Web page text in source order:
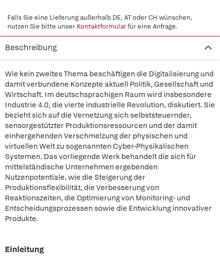
Falls Sie eine Lieferung außerhalb DE, AT oder CH wünschen,
nutzen Sie bitte unser Kontaktformularfür eine Anfrage.
Beschreibung
Wie kein zweites Thema beschäftigen die Digitalisierung und
damit verbundene Konzepte aktuell Politik, Gesellschaft und
Wirtschaft. Im deutschsprachigen Raum wird insbesondere
Industrie 4.0, die vierte industrielle Revolution, diskutiert. Sie
bezieht sich auf die Vernetzung sich selbststeuernder,
sensorgestützter Produktionsressourcen und der damit
einhergehenden Verschmelzung der physischen und
virtuellen Welt zu sogenannten Cyber-Physikalischen
Systemen. Das vorliegende Werk behandelt die sich für
mittelständische Unternehmen ergebenden
Nutzenpotentiale, wie die Steigerung der
Produktionsflexibilität, die Verbesserung von
Reaktionszeiten, die Optimierung von Monitoring- und
Entscheidungsprozessen sowie die Entwicklung innovativer
Produkte.
Einleitung